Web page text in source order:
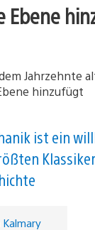
Ebene
ist ein